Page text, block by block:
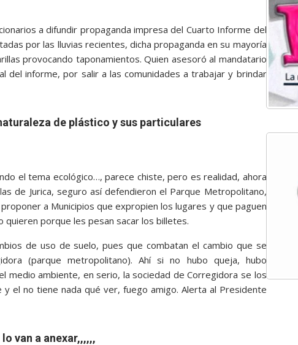
a difundir propaganda impresa del Cuarto Informe del
por las lluvias recientes, dicha propaganda en su mayoría
provocando taponamientos. Quien asesoró al mandatario
del informe, por salir a las comunidades a trabajar y brindar
de plástico y sus particulares
el tema ecológico…, parece chiste, pero es realidad, ahora
de Jurica, seguro así defendieron el Parque Metropolitano,
a Municipios que expropien los lugares y que paguen
porque les pesan sacar los billetes.
de uso de suelo, pues que combatan el cambio que se
(parque metropolitano). Ahí si no hubo queja, hubo
medio ambiente, en serio, la sociedad de Corregidora se los
el no tiene nada qué ver, fuego amigo. Alerta al Presidente
van a anexar,,,,,,